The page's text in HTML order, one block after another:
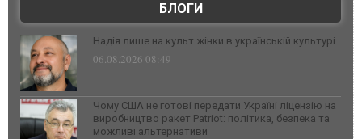
БЛОГИ
Надія лише на культ жінки в українській культурі
06.08.2026 08:49
Чому США не готові передати Україні ліцензію на
виробництво ракет Patriot: політика, безпека та
можливі альтернативи